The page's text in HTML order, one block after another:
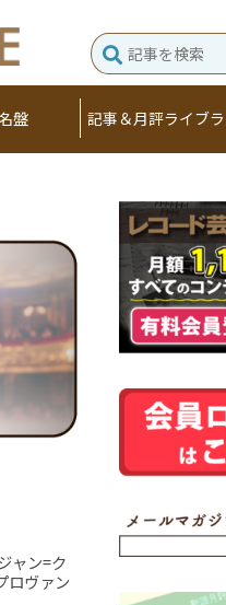
盤 記事＆月評ライブ
ャン=ク
ロヴァン